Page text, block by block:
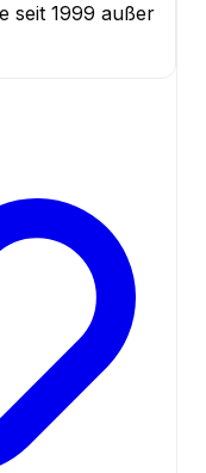
seit 1999 außer